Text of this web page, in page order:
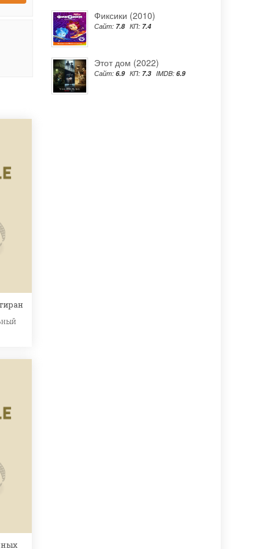
Фиксики (2010)
Сайт: 7.8 КП: 7.4
Этот дом (2022)
Сайт: 6.9 КП: 7.3 IMDB: 6.9